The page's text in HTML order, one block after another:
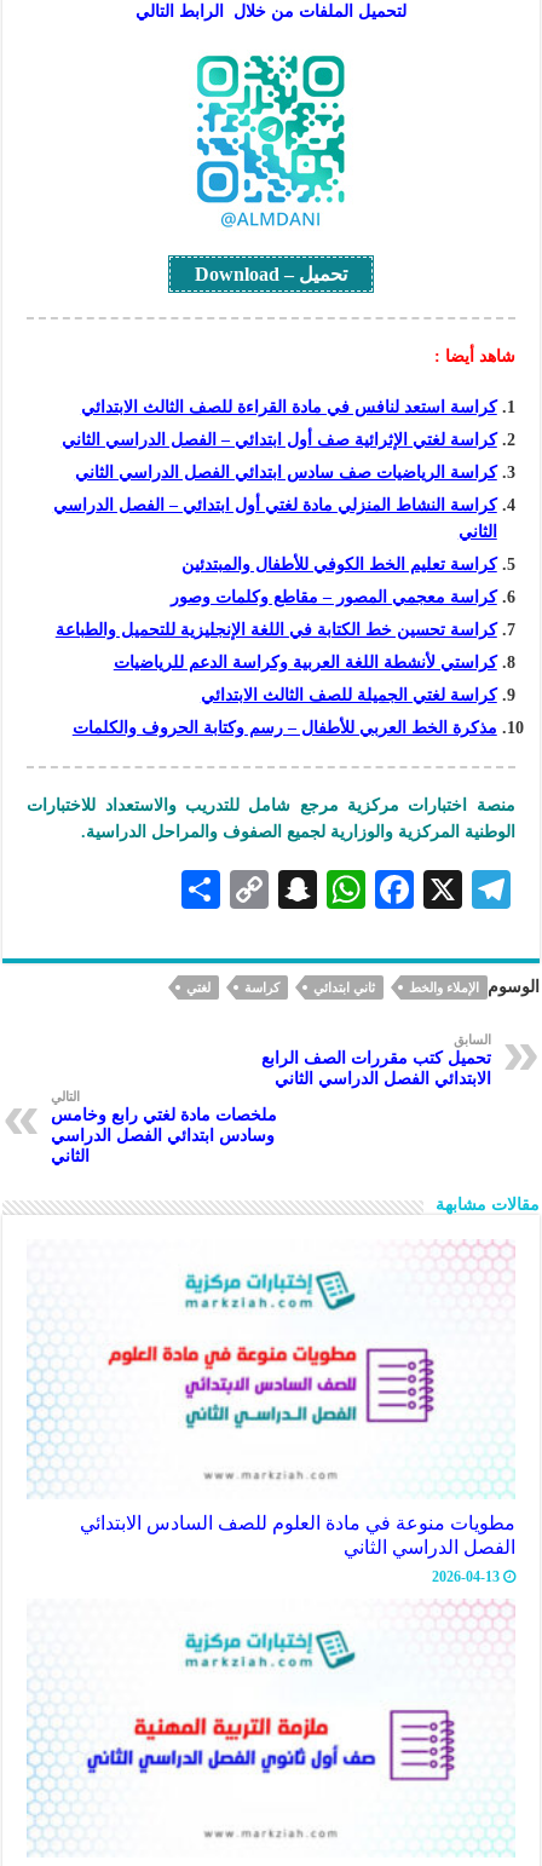
لتحميل الملفات من خلال الرابط التالي
تحميل – Download
شاهد أيضا :
كراسة استعد لنافس في مادة القراءة للصف الثالث الابتدائي
كراسة لغتي الإثرائية صف أول ابتدائي – الفصل الدراسي الثاني
كراسة الرياضيات صف سادس ابتدائي الفصل الدراسي الثاني
كراسة النشاط المنزلي مادة لغتي أول ابتدائي – الفصل الدراسي
الثاني
كراسة تعليم الخط الكوفي للأطفال والمبتدئين
كراسة معجمي المصور – مقاطع وكلمات وصور
كراسة تحسين خط الكتابة في اللغة الإنجليزية للتحميل والطباعة
كراستي لأنشطة اللغة العربية وكراسة الدعم للرياضيات
كراسة لغتي الجميلة للصف الثالث الابتدائي
مذكرة الخط العربي للأطفال – رسم وكتابة الحروف والكلمات
منصة اختبارات مركزية مرجع شامل للتدريب والاستعداد للاختبارات
الوطنية المركزية والوزارية لجميع الصفوف والمراحل الدراسية.
Te
gr
a
m
X
F
eb
oo
k
W
at
s
A
p
S
a
pc
h
at
C
p
y
k
ar
e
الوسوم الإملاء والخط ثاني ابتدائي كراسة لغتي
السابق
تحميل كتب مقررات الصف الرابع
الابتدائي الفصل الدراسي الثاني
التالي
ملخصات مادة لغتي رابع وخامس
وسادس ابتدائي الفصل الدراسي
الثاني
مقالات مشابهة
مطويات منوعة في مادة العلوم للصف السادس الابتدائي
الفصل الدراسي الثاني
2026-04-13